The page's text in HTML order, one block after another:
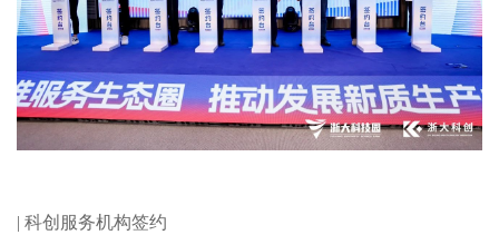
| 科创服务机构签约